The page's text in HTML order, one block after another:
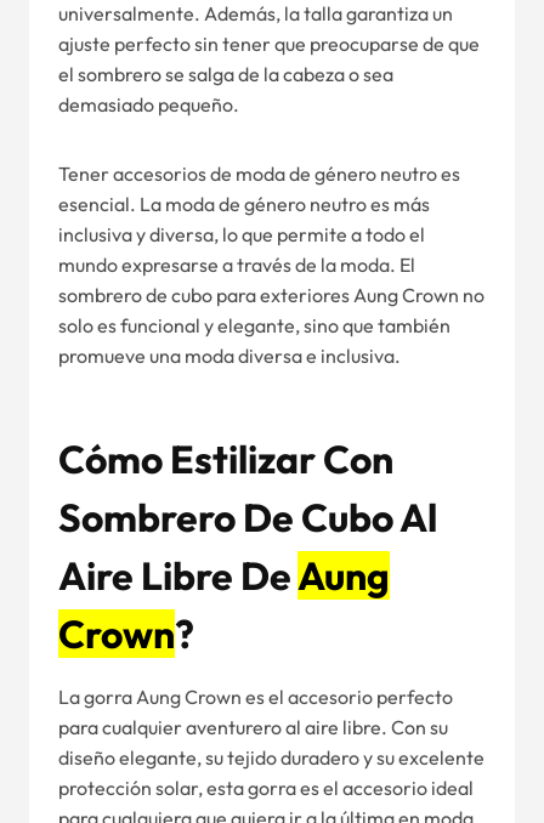
universalmente. Además, la talla garantiza un
ajuste perfecto sin tener que preocuparse de que
el sombrero se salga de la cabeza o sea
demasiado pequeño.
Tener accesorios de moda de género neutro es
esencial. La moda de género neutro es más
inclusiva y diversa, lo que permite a todo el
mundo expresarse a través de la moda. El
sombrero de cubo para exteriores Aung Crown no
solo es funcional y elegante, sino que también
promueve una moda diversa e inclusiva.
Cómo Estilizar Con
Sombrero De Cubo Al
Aire Libre DeAung
Crown?
La gorra Aung Crown es el accesorio perfecto
para cualquier aventurero al aire libre. Con su
diseño elegante, su tejido duradero y su excelente
protección solar, esta gorra es el accesorio ideal
para cualquiera que quiera ir a la última en moda